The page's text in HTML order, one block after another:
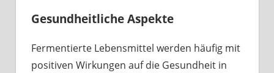
Gesundheitliche Aspekte
Fermentierte Lebensmittel werden häufig mit
positiven Wirkungen auf die Gesundheit in